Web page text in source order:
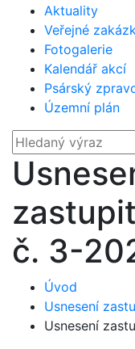
Aktuality
Veřejné
Fotogalerie
Kalendář akcí
Psárský
Územní plán
č. 3-
Úvod
Usnesení
Usnesení